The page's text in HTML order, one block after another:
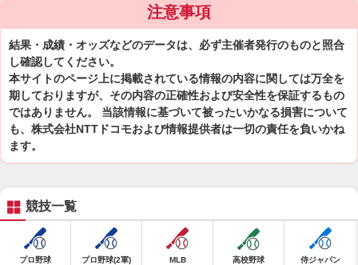
注意事項
結果・成績・オッズなどのデータは、必ず主催者発行のものと照合
し確認してください。
本サイトのページ上に掲載されている情報の内容に関しては万全を
期しておりますが、その内容の正確性および安全性を保証するもの
ではありません。 当該情報に基づいて被ったいかなる損害について
も、株式会社NTTドコモおよび情報提供者は一切の責任を負いかね
ます。
競技一覧
プロ野球 プロ野球(2軍) MLB 高校野球 侍ジャパン